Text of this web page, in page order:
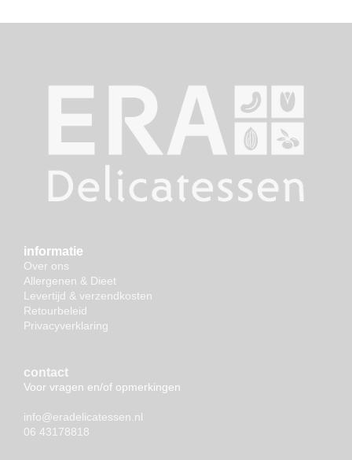
informatie
Over ons
Allergenen & Dieet
Levertijd & verzendkosten
Retourbeleid
Privacyverklaring
contact
Voor vragen en/of opmerkingen
info@eradelicatessen.nl
06 43178818